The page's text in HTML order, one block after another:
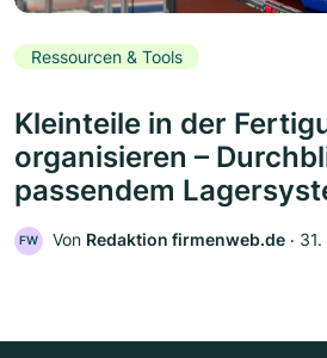
Ressourcen & Tools
Kleinteile in der
organisieren –
passendem
FW Von Redaktion firmenweb.de ‧